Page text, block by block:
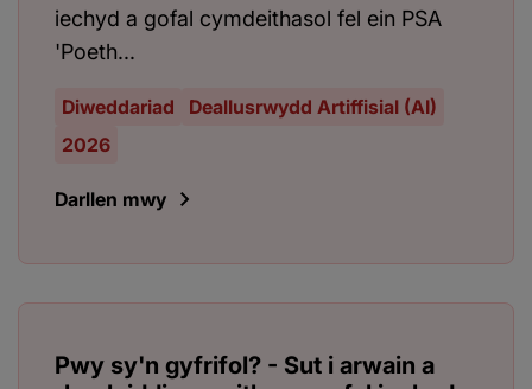
iechyd a gofal cymdeithasol fel ein PSA
'Poeth...
Diweddariad
Deallusrwydd Artiffisial (AI)
2026
Darllen mwy
Pwy sy'n gyfrifol? - Sut i arwain a